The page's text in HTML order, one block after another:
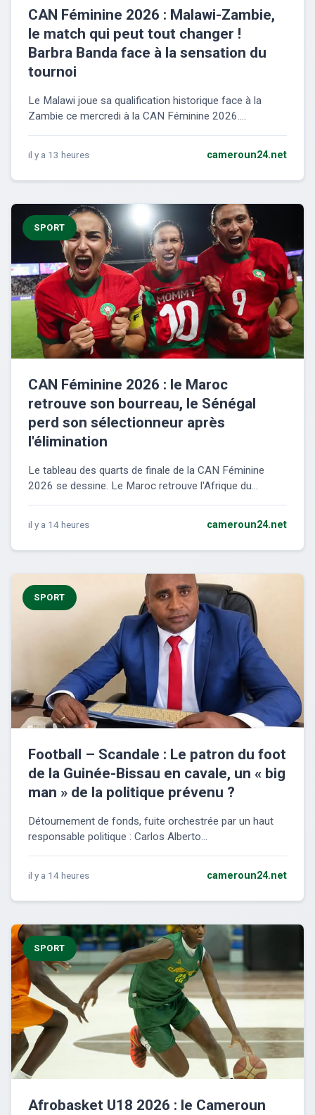
CAN Féminine 2026 : Malawi-Zambie,
le match qui peut tout changer !
Barbra Banda face à la sensation du
tournoi
Le Malawi joue sa qualification historique face à la
Zambie ce mercredi à la CAN Féminine 2026....
il y a 13 heures cameroun24.net
SPORT
CAN Féminine 2026 : le Maroc
retrouve son bourreau, le Sénégal
perd son sélectionneur après
l'élimination
Le tableau des quarts de finale de la CAN Féminine
2026 se dessine. Le Maroc retrouve l'Afrique du...
il y a 14 heures cameroun24.net
SPORT
Football – Scandale : Le patron du foot
de la Guinée-Bissau en cavale, un « big
man » de la politique prévenu ?
Détournement de fonds, fuite orchestrée par un haut
responsable politique : Carlos Alberto...
il y a 14 heures cameroun24.net
SPORT
Afrobasket U18 2026 : le Cameroun